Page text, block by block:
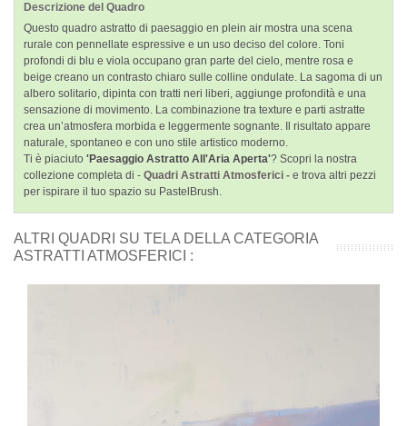
Descrizione del Quadro
Questo quadro astratto di paesaggio en plein air mostra una scena
rurale con pennellate espressive e un uso deciso del colore. Toni
profondi di blu e viola occupano gran parte del cielo, mentre rosa e
beige creano un contrasto chiaro sulle colline ondulate. La sagoma di un
albero solitario, dipinta con tratti neri liberi, aggiunge profondità e una
sensazione di movimento. La combinazione tra texture e parti astratte
crea un’atmosfera morbida e leggermente sognante. Il risultato appare
naturale, spontaneo e con uno stile artistico moderno.
Ti è piaciuto 'Paesaggio Astratto All'Aria Aperta'? Scopri la nostra
collezione completa di - Quadri Astratti Atmosferici - e trova altri pezzi
per ispirare il tuo spazio su PastelBrush.
ALTRI QUADRI SU TELA DELLA CATEGORIA
ASTRATTI ATMOSFERICI :